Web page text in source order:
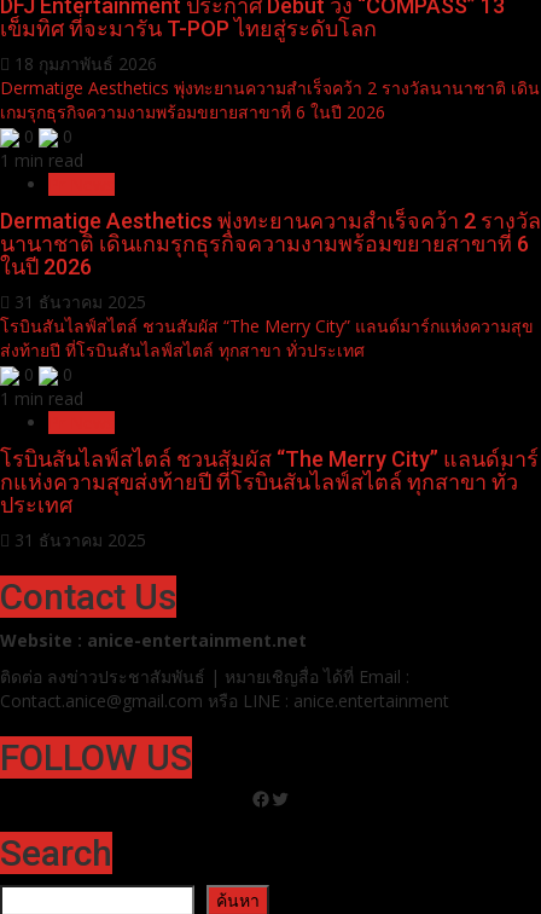
เข็มทิศ ที่จะมารัน T-POP ไทยสู่ระดับโลก
18 กุมภาพันธ์ 2026
Dermatige Aesthetics พุ่งทะยานความสำเร็จคว้า 2 รางวัลนานาชาติ เดิน
เกมรุกธุรกิจความงามพร้อมขยายสาขาที่ 6 ในปี 2026
0
0
1 min read
Dermatige Aesthetics พุ่งทะยานความสำเร็จคว้า 2 รางวัล
นานาชาติ เดินเกมรุกธุรกิจความงามพร้อมขยายสาขาที่ 6
ในปี 2026
31 ธันวาคม 2025
โรบินสันไลฟ์สไตล์ ชวนสัมผัส “The Merry City” แลนด์มาร์กแห่งความสุข
ส่งท้ายปี ที่โรบินสันไลฟ์สไตล์ ทุกสาขา ทั่วประเทศ
0
0
1 min read
โรบินสันไลฟ์สไตล์ ชวนสัมผัส “The Merry City” แลนด์มาร์
กแห่งความสุขส่งท้ายปี ที่โรบินสันไลฟ์สไตล์ ทุกสาขา ทั่ว
ประเทศ
31 ธันวาคม 2025
Contact Us
Website : anice-entertainment.net
ติดต่อ ลงข่าวประชาสัมพันธ์ | หมายเชิญสื่อ ได้ที่ Email :
Contact.anice@gmail.com หรือ LINE : anice.entertainment
FOLLOW US
Facebook
Twitter
Search
ค้นหา
ค้นหา